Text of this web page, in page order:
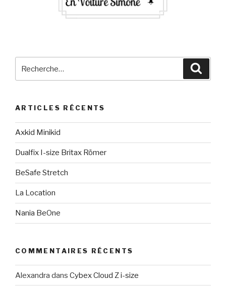
pour
ARTICLES RÉCENTS
Axkid Minikid
Dualfix I-size Britax Römer
BeSafe Stretch
La Location
Nania BeOne
COMMENTAIRES RÉCENTS
Alexandra dans Cybex Cloud Z i-size